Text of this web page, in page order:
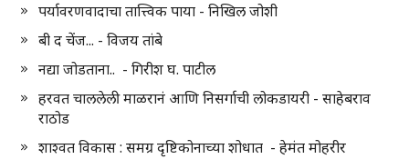
पर्यावरणवादाचा तात्त्विक पाया - निखिल जोशी
बी द चेंज... - विजय तांबे
नद्या जोडताना.. - गिरीश घ. पाटील
हरवत चाललेली माळरानं आणि निसर्गाची लोकडायरी - साहेबराव
राठोड
शाश्वत विकास : समग्र दृष्टिकोनाच्या शोधात - हेमंत मोहरीर